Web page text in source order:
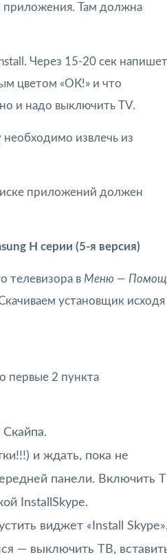
приложения. Там должна
Через 15-20 сек напишет
цветом «ОК!» и что
и надо выключить TV.
извлечь из
приложений должен
H серии (5-я версия)
телевизора в Меню —
установщик исходя
первые 2 пункта
и ждать, пока не
панели. Включить
InstallSkype.
виджет «Install
— выключить ТВ,